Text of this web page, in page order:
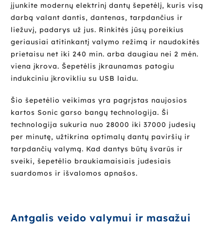
įjunkite modernų elektrinį dantų šepetėlį, kuris visą
darbą valant dantis, dantenas, tarpdančius ir
liežuvį, padarys už jus. Rinkitės jūsų poreikius
geriausiai atitinkantį valymo režimą ir naudokitės
prietaisu net iki 240 min. arba daugiau nei 2 mėn.
viena įkrova. Šepetėlis įkraunamas patogiu
indukciniu įkrovikliu su USB laidu.
Šio šepetėlio veikimas yra pagrįstas naujosios
kartos Sonic garso bangų technologija. Ši
technologija sukuria nuo 28000 iki 37000 judesių
per minutę, užtikrina optimalų dantų paviršių ir
tarpdančių valymą. Kad dantys būtų švarūs ir
sveiki, šepetėlio braukiamaisiais judesiais
suardomos ir išvalomos apnašos.
Antgalis veido valymui ir masažui